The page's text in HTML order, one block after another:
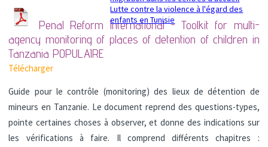
Lutte contre la violence à l'égard des
enfants en Tunisie
Penal Reform International - Toolkit for multi-
agency monitoring of places of detention of children in
TanzaniaPOPULAIRE
Télécharger
Guide pour le contrôle (monitoring) des lieux de détention de
mineurs en Tanzanie. Le document reprend des questions-types,
pointe certaines choses à observer, et donne des indications sur
les vérifications à faire. Il comprend différents chapitres :